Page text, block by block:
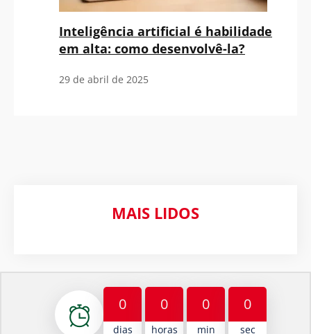
Inteligência artificial é habilidade
em alta: como desenvolvê-la?
29 de abril de 2025
MAIS LIDOS
0
dias
0
horas
0
min
0
sec